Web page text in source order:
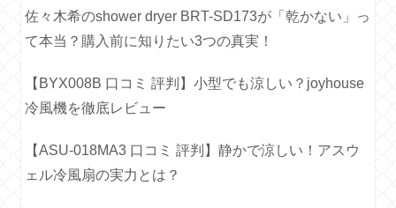
佐々木希のshower dryer BRT-SD173が「乾かない」っ
て本当？購入前に知りたい3つの真実！
【BYX008B 口コミ 評判】小型でも涼しい？joyhouse
冷風機を徹底レビュー
【ASU-018MA3 口コミ 評判】静かで涼しい！アスウ
ェル冷風扇の実力とは？